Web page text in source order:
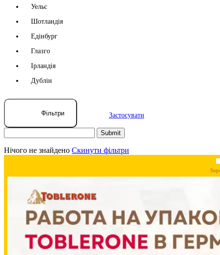
Уельс
Шотландія
Едінбург
Глазго
Ірландія
Дублін
Фільтри Застосувати
Нічого не знайдено Скинути фільтри